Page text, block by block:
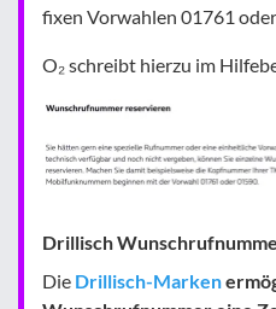
fixen Vorwahlen 01761
O₂ schreibt hierzu im
Drillisch
Die Drillisch-Marken